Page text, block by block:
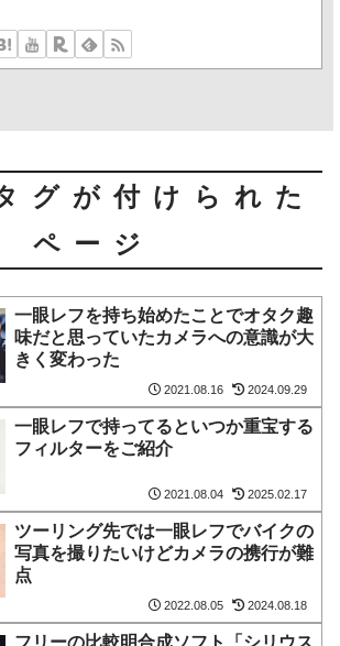
グが付けられた
ページ
一眼レフを持ち始めたことでオタク趣
味だと思っていたカメラへの意識が大
きく変わった
2021.08.16 2024.09.29
一眼レフで持ってるといつか重宝する
フィルターをご紹介
2021.08.04 2025.02.17
ツーリング先では一眼レフでバイクの
写真を撮りたいけどカメラの携行が難
点
2022.08.05 2024.08.18